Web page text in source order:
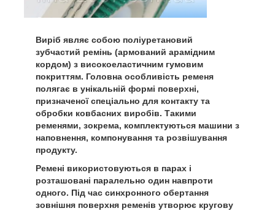
Виріб являє собою поліуретановий
зубчастий ремінь (армований арамідним
кордом) з високоеластичним гумовим
покриттям. Головна особливість ременя
полягає в унікальній формі поверхні,
призначеної спеціально для контакту та
обробки ковбасних виробів. Такими
ременями, зокрема, комплектуються машини з
наповнення, компонування та розвішування
продукту.
Ремені використовуються в парах і
розташовані паралельно один навпроти
одного. Під час синхронного обертання
зовнішня поверхня ременів утворює кругову